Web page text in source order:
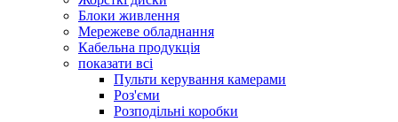
Блоки живлення
Мережеве обладнання
Кабельна продукція
показати всі
Пульти керування камерами
Роз'єми
Розподільні коробки